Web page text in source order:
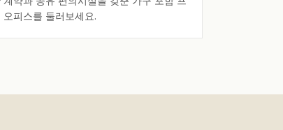
오피스를 둘러보세요.